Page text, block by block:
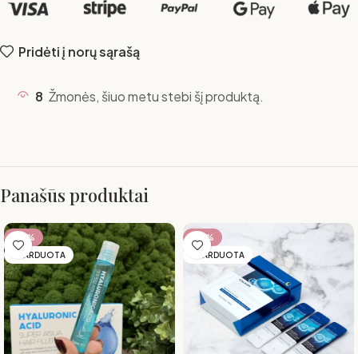
Pridėti į norų sąrašą
8 Žmonės, šiuo metu stebi šį produktą.
Panašūs produktai
-10%
IŠPARDUOTA
-10%
IŠPARDUOTA